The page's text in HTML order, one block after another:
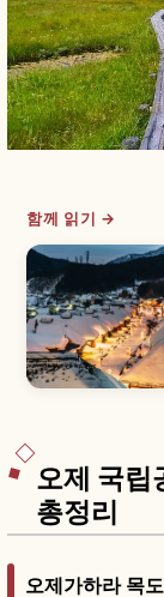
함께 읽기 →
오제 국립
총정리
오제가하라 목